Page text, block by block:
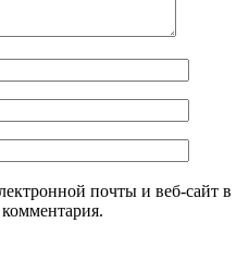
почты и веб-сайт в